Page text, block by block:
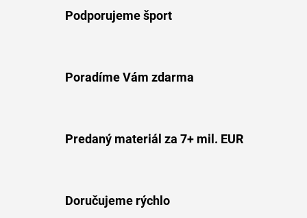
Podporujeme šport
Poradíme Vám zdarma
Predaný materiál za 7+ mil. EUR
Doručujeme rýchlo